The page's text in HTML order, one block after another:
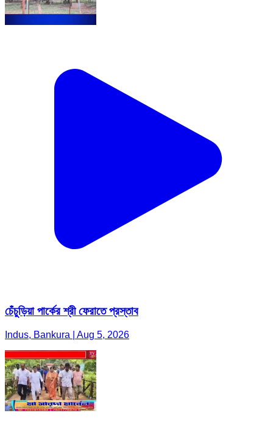
চেঁচুড়িয়া পার্কের শ্রী ফেরাতে প্রস্তাব
Indus, Bankura | Aug 5, 2026